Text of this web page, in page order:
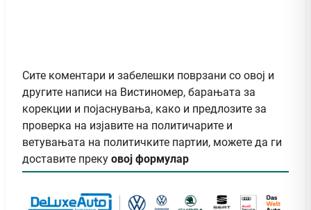
Сите коментари и забелешки поврзани со овој и
другите написи на Вистиномер, барањата за
корекции и појаснувања, како и предлозите за
проверка на изјавите на политичарите и
ветувањата на политичките партии, можете да ги
доставите преку овој формулар